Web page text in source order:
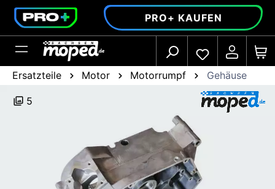
springen PRO+ KAUFEN
Ersatzteile Motor Motorrumpf Gehäuse
5